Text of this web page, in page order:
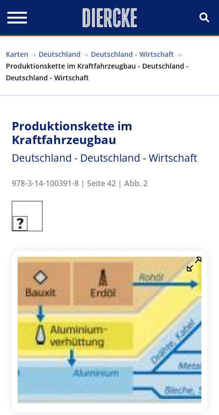
Karten Deutschland
Deutschland - Wirtschaft
Produktionskette im Kraftfahrzeugbau - Deutschland -
Deutschland - Wirtschaft
Produktionskette im
Kraftfahrzeugbau
Deutschland - Deutschland - Wirtschaft
978-3-14-100391-8 | Seite 42 | Abb. 2